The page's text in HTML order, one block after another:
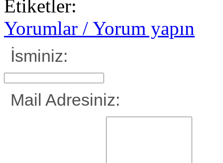
Etiketler:
Yorumlar / Yorum yapın
İsminiz:
Mail Adresiniz: